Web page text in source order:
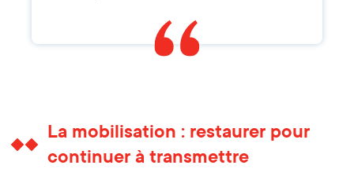
La mobilisation : restaurer pour
continuer à transmettre